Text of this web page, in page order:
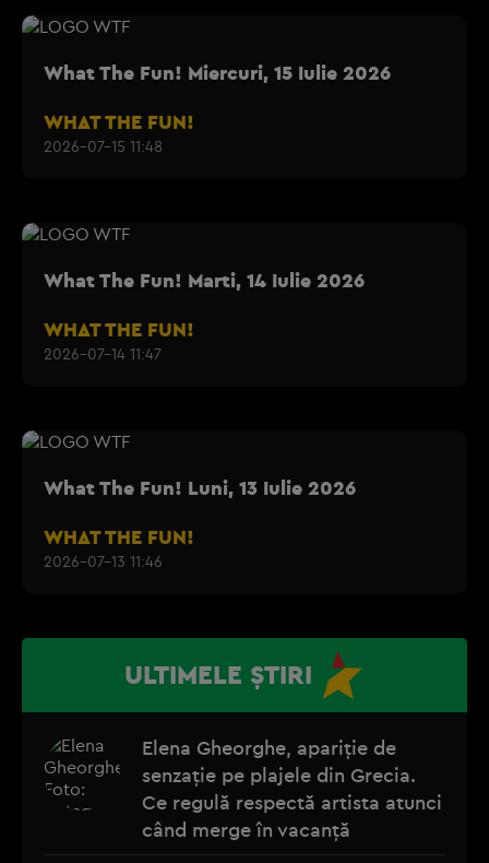
What The Fun! Miercuri, 15 Iulie 2026
WHAT THE FUN!
2026-07-15 11:48
What The Fun! Marti, 14 Iulie 2026
WHAT THE FUN!
2026-07-14 11:47
What The Fun! Luni, 13 Iulie 2026
WHAT THE FUN!
2026-07-13 11:46
ULTIMELE ȘTIRI
Elena Gheorghe, apariție de
senzație pe plajele din Grecia.
Ce regulă respectă artista atunci
când merge în vacanță